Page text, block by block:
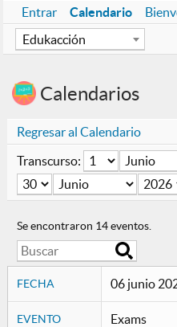
Entrar Calendario
Edukacción
n
c
i
ó
n
Calendarios
Regresar al Calendario
Transcurso:
Día
Día
Mes
Se encontraron 14 eventos.
u
s
FECHA
EVENTO
06 junio
Exams